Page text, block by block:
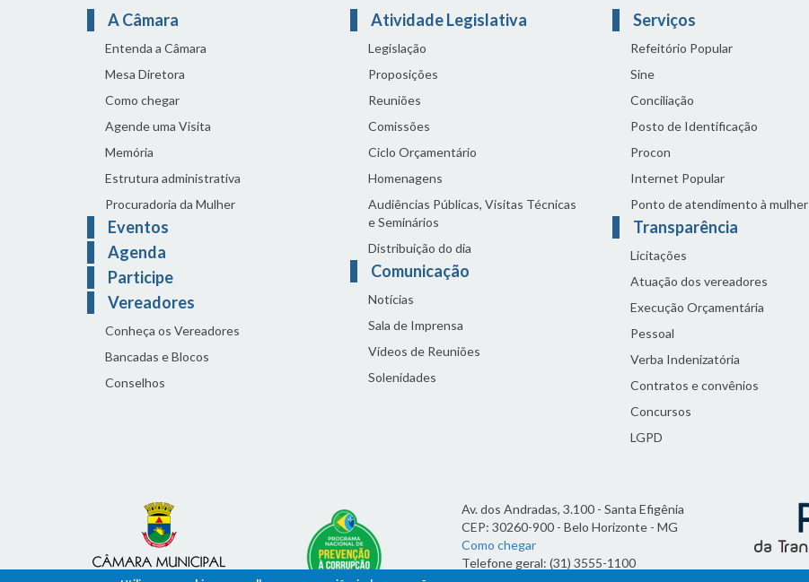
A Câmara
Entenda a Câmara
Mesa Diretora
Como chegar
Agende uma Visita
Memória
Estrutura administrativa
Procuradoria da Mulher
Eventos
Agenda
Participe
Vereadores
Conheça os Vereadores
Bancadas e Blocos
Conselhos
Atividade Legislativa
Legislação
Proposições
Reuniões
Comissões
Ciclo Orçamentário
Homenagens
Audiências Públicas, Visitas Técnicas
e Seminários
Distribuição do dia
Comunicação
Notícias
Sala de Imprensa
Vídeos de Reuniões
Solenidades
Serviços
Refeitório Popular
Sine
Conciliação
Posto de Identificação
Procon
Internet Popular
Ponto de atendimento à mulher
Transparência
Licitações
Atuação dos vereadores
Execução Orçamentária
Pessoal
Verba Indenizatória
Contratos e convênios
Concursos
LGPD
Av. dos Andradas, 3.100 - Santa Efigênia
CEP: 30260-900 - Belo Horizonte - MG
Como chegar
Telefone geral: (31) 3555-1100